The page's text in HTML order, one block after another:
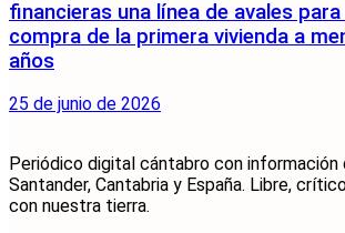
financieras una línea de avales
compra de la primera vivienda a
años
25 de junio de 2026
Periódico digital cántabro con información
Santander, Cantabria y España. Libre,
con nuestra tierra.